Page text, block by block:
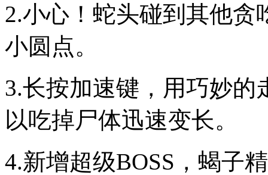
2.小心！蛇头碰到其他
小圆点。
3.长按加速键，用巧妙
以吃掉尸体迅速变长。
4.新增超级BOSS，蝎子